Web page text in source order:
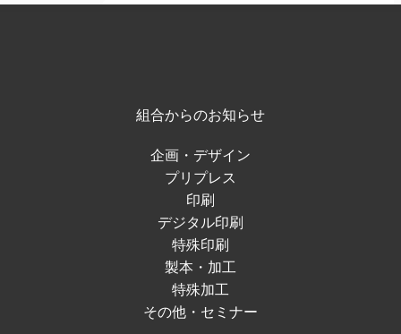
組合からのお知らせ
企画・デザイン
プリプレス
印刷
デジタル印刷
特殊印刷
製本・加工
特殊加工
その他・セミナー